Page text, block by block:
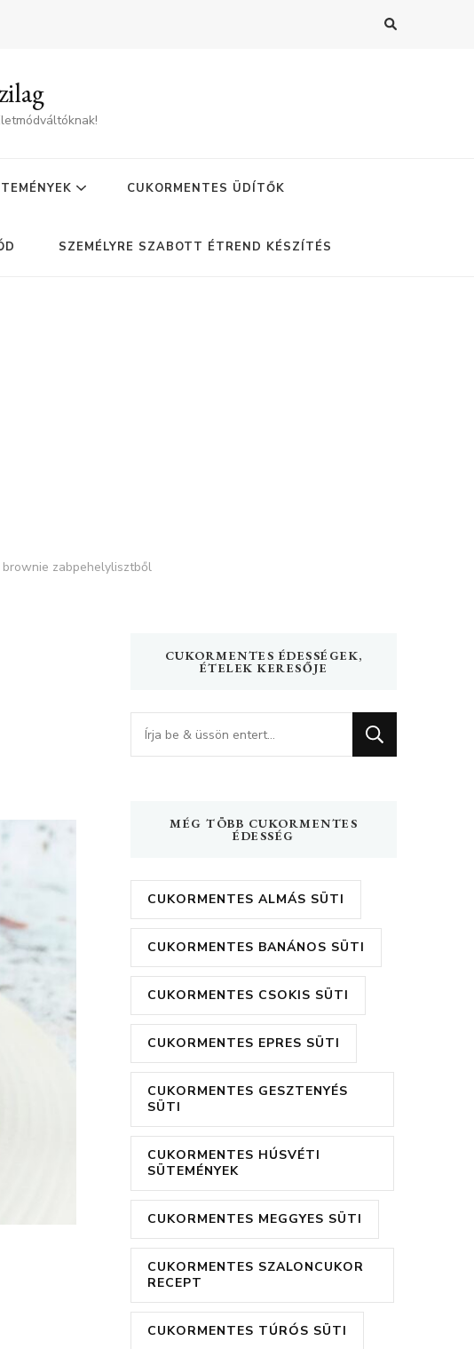
CUKORMENTES ÜDÍTŐK
SZEMÉLYRE SZABOTT ÉTREND KÉSZÍTÉS
zabpehelylisztből
CUKORMENTES ÉDESSÉGEK,
ÉTELEK KERESŐJE
Keres
valamit?
MÉG TÖBB CUKORMENTES
ÉDESSÉG
CUKORMENTES ALMÁS SÜTI
CUKORMENTES BANÁNOS SÜTI
CUKORMENTES CSOKIS SÜTI
CUKORMENTES EPRES SÜTI
CUKORMENTES GESZTENYÉS
SÜTI
CUKORMENTES HÚSVÉTI
SÜTEMÉNYEK
CUKORMENTES MEGGYES SÜTI
CUKORMENTES SZALONCUKOR
RECEPT
CUKORMENTES TÚRÓS SÜTI